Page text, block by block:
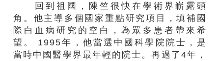
回到祖國，陳竺很快在學術界嶄露頭
角。他主導多個國家重點研究項目，填補國
際白血病研究的空白，為眾多患者帶來希
望。 1995年，他當選中國科學院院士，是
當時中國醫學界最年輕的院士。再過了4年，